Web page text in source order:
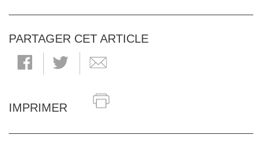
PARTAGER CET ARTICLE
IMPRIMER